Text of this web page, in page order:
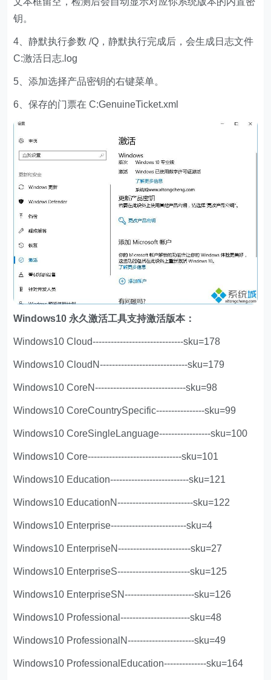
钥。
4、静默执行参数 /Q，静默执行完成后，会生成日志文件
C:激活日志.log
5、添加选择产品密钥的右键菜单。
6、保存的门票在 C:GenuineTicket.xml
Windows10 永久激活工具支持激活版本：
Windows10 Cloud------------------------------sku=178
Windows10 CloudN-----------------------------sku=179
Windows10 CoreN------------------------------sku=98
Windows10 CoreCountrySpecific----------------sku=99
Windows10 CoreSingleLanguage-----------------sku=100
Windows10 Core-------------------------------sku=101
Windows10 Education--------------------------sku=121
Windows10 EducationN-------------------------sku=122
Windows10 Enterprise-------------------------sku=4
Windows10 EnterpriseN------------------------sku=27
Windows10 EnterpriseS------------------------sku=125
Windows10 EnterpriseSN-----------------------sku=126
Windows10 Professional-----------------------sku=48
Windows10 ProfessionalN----------------------sku=49
Windows10 ProfessionalEducation--------------sku=164